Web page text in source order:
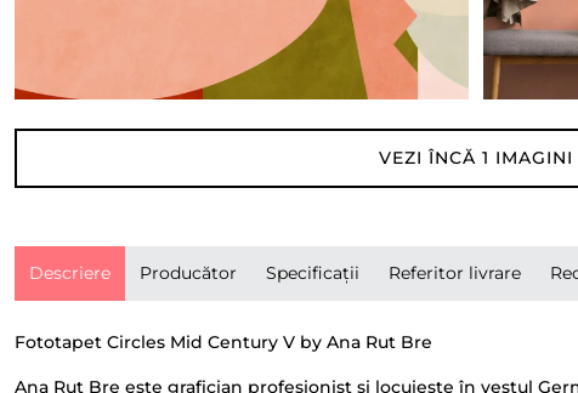
VEZI ÎNCĂ 1 IMAGINI
Descriere Producător Specificații Referitor livrare
Fototapet Circles Mid Century V by Ana Rut Bre
Ana Rut Bre este grafician profesionist și locuiește în vestul